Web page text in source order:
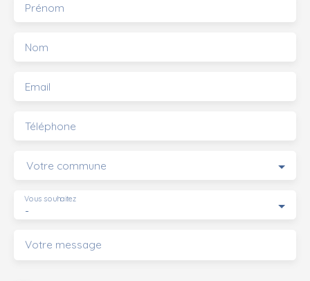
Prénom
Nom
Email
Téléphone
Votre commune
-
Vous souhaitez
Votre message